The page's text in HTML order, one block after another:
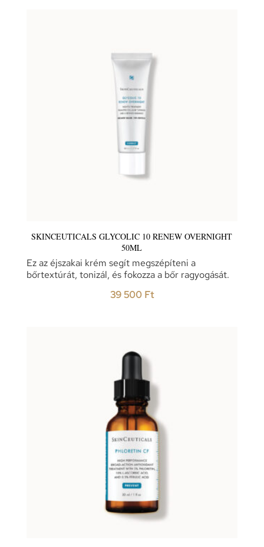
SKINCEUTICALS GLYCOLIC 10 RENEW OVERNIGHT
50ML
Ez az éjszakai krém segít megszépíteni a
bőrtextúrát, tonizál, és fokozza a bőr ragyogását.
39 500 Ft